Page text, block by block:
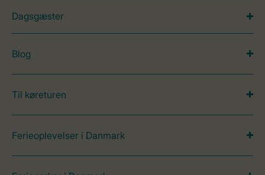
Dagsgæster
Blog
Til køreturen
Ferieoplevelser i Danmark